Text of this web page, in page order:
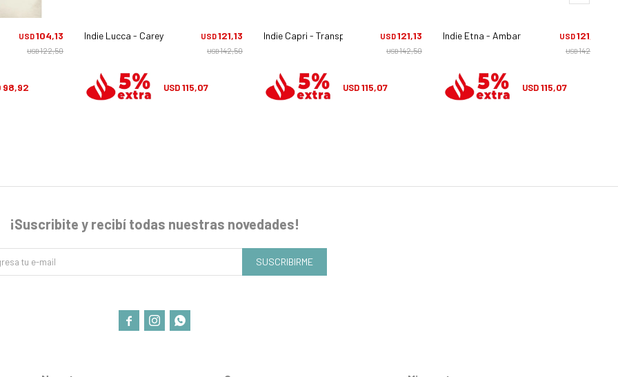
USD104,13
USD122,50
98,92
Indie Lucca - Carey USD121,13
USD142,50
USD115,07
Indie Capri - Transparente USD121,13
USD142,50
USD115,07
Indie Etna - Ambar USD121,13
USD142,50
USD115,07
¡Suscribite y recibí todas nuestras novedades!
SUSCRIBIRME
  